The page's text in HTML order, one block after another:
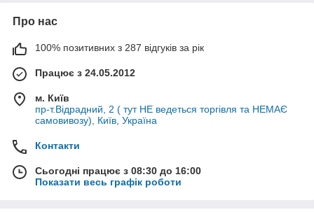
Про нас
100% позитивних з 287 відгуків за рік
Працює з 24.05.2012
м. Київ
пр-т.Відрадний, 2 ( тут НЕ ведеться торгівля та НЕМАЄ
самовивозу), Київ, Україна
Контакти
Сьогодні працює з 08:30 до 16:00
Показати весь графік роботи